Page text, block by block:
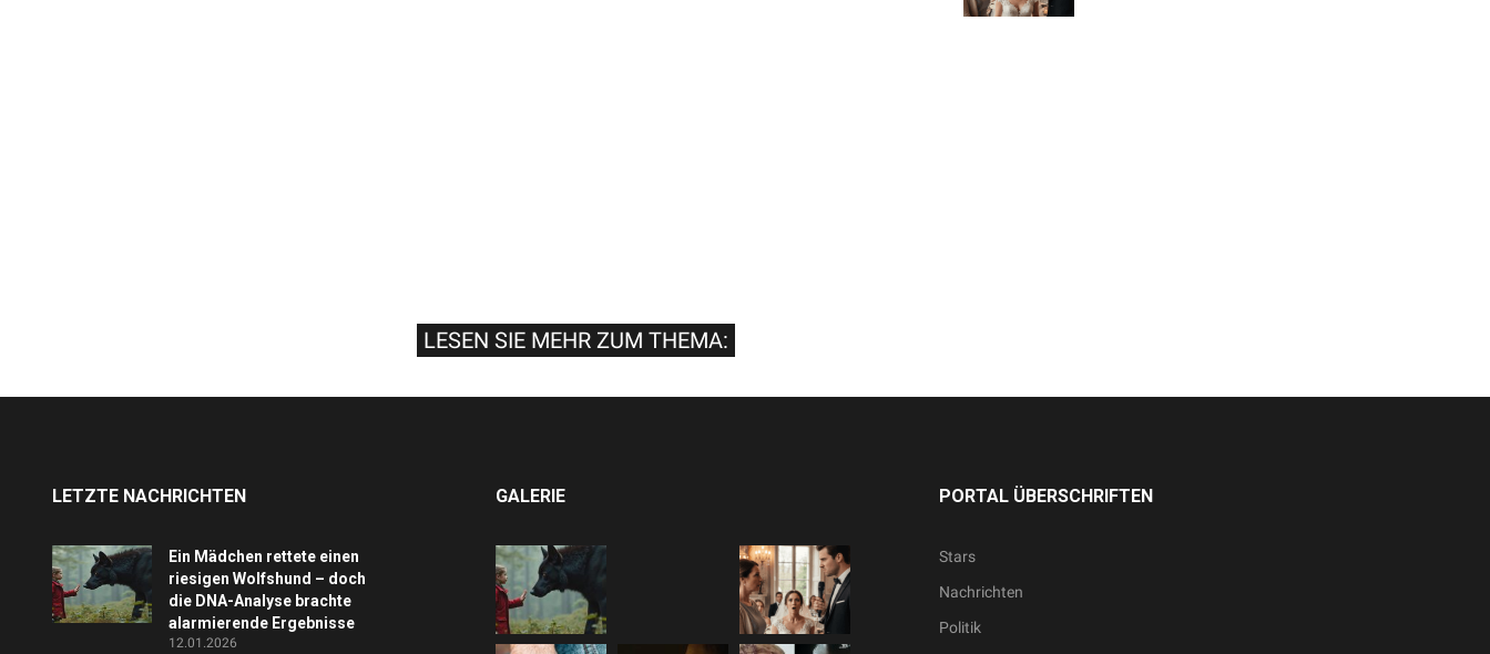
LESEN SIE MEHR ZUM THEMA:
LETZTE NACHRICHTEN
Ein Mädchen rettete einen
riesigen Wolfshund – doch
die DNA-Analyse brachte
alarmierende Ergebnisse
12.01.2026
GALERIE PORTAL ÜBERSCHRIFTEN
Stars
Nachrichten
Politik